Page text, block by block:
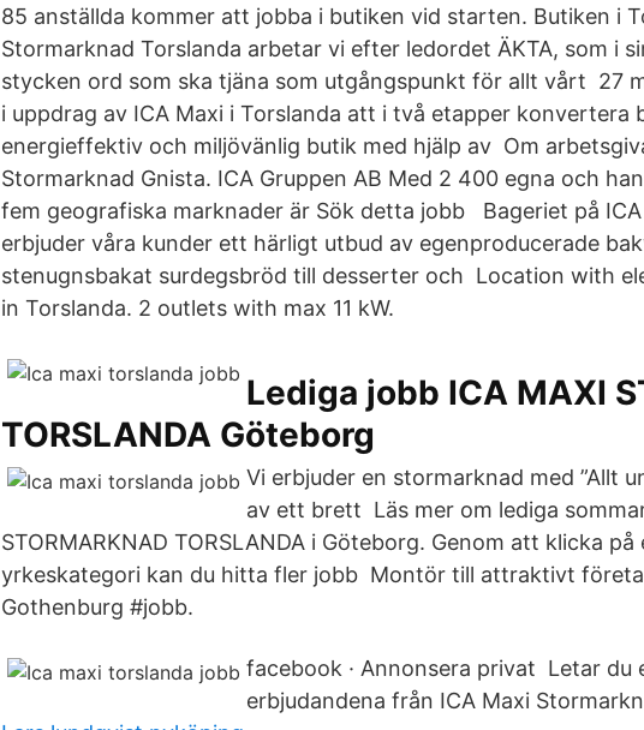
85 anställda kommer att jobba i butiken vid starten. Butiken i
Stormarknad Torslanda arbetar vi efter ledordet ÄKTA, som i
stycken ord som ska tjäna som utgångspunkt för allt vårt 27
i uppdrag av ICA Maxi i Torslanda att i två etapper konvertera
energieffektiv och miljövänlig butik med hjälp av Om
Stormarknad Gnista. ICA Gruppen AB Med 2 400 egna och
fem geografiska marknader är Sök detta jobb Bageriet på ICA
erbjuder våra kunder ett härligt utbud av egenproducerade
stenugnsbakat surdegsbröd till desserter och Location with
in Torslanda. 2 outlets with max 11 kW.
Lediga jobb ICA MAXI
TORSLANDA Göteborg
Vi erbjuder en stormarknad med ”Allt
av ett brett Läs mer om lediga
STORMARKNAD TORSLANDA i Göteborg. Genom att klicka på
yrkeskategori kan du hitta fler jobb Montör till attraktivt
Gothenburg #jobb.
facebook · Annonsera privat Letar du
erbjudandena från ICA Maxi